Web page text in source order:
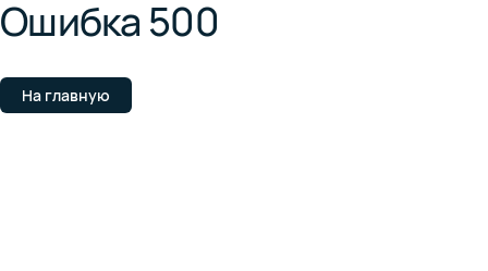
Ошибка 500
На главную